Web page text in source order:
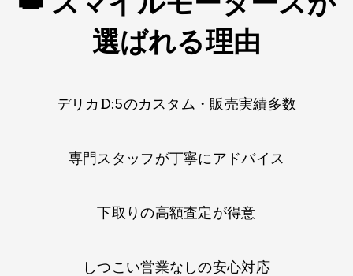
選ばれる理由
デリカD:5のカスタム・販売実績多数
専門スタッフが丁寧に​アドバイス
下取りの高額査定が​得意
しつこい営業なしの​安心対応